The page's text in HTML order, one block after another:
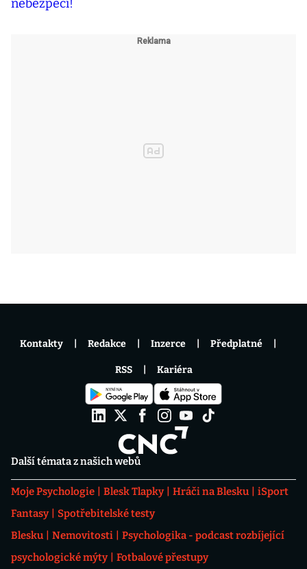
Další témata z našich webů
Moje Psychologie Blesk Tlapky Hráči na Blesku
iSport
Fantasy
Spotřebitelské testy
Blesku
Nemovitosti
Psychologika - podcast rozbíjející
psychologické mýty
Fotbalové přestupy
Kontakty Redakce Inzerce Předplatné
RSS Kariéra